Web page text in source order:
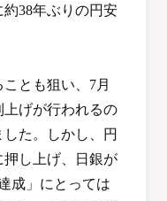
38年ぶりの円安
とも狙い、7月
げが行われるの
た。しかし、円
し上げ、日銀が
成」にとっては